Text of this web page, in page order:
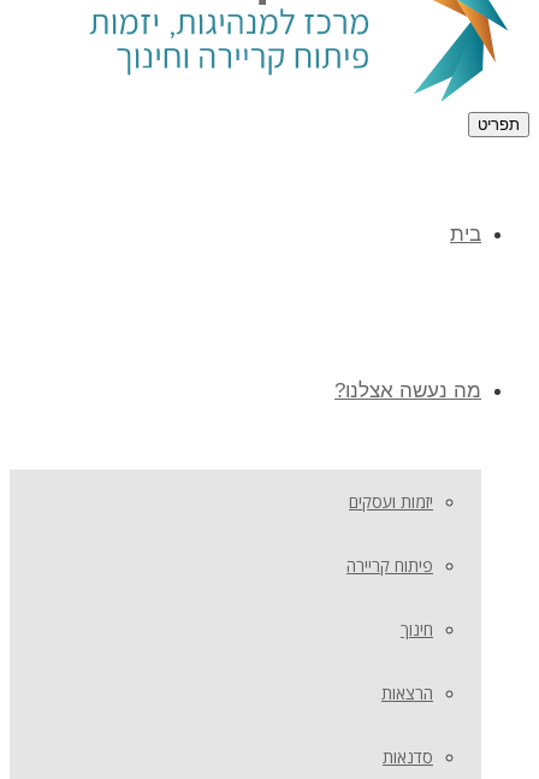
תפריט
בית
מה נעשה אצלנו?
יזמות ועסקים
פיתוח קריירה
חינוך
הרצאות
סדנאות